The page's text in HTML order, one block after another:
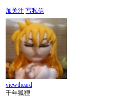
加关注 写私信
viewtheard
千年狐狸